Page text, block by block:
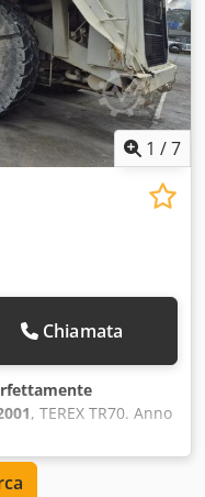
1 /7
Chiamata
, TEREX TR70. Anno
24.00x35 con usura
Hok